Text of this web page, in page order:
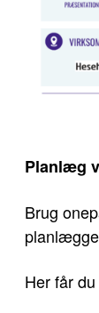
Planlæg
Brug
Her får